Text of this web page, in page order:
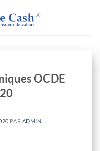
OCDE
PAR ADMIN